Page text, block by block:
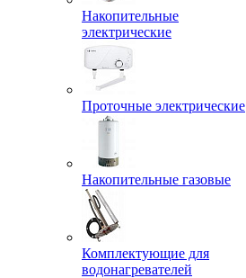
Накопительные
электрические
Проточные электрические
Накопительные газовые
Комплектующие для
водонагревателей